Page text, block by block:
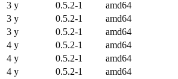
3 y
0.5.2-1 amd64
3 y
0.5.2-1 amd64
3 y
0.5.2-1 amd64
4 y
0.5.2-1 amd64
4 y
0.5.2-1 amd64
4 y
0.5.2-1 amd64